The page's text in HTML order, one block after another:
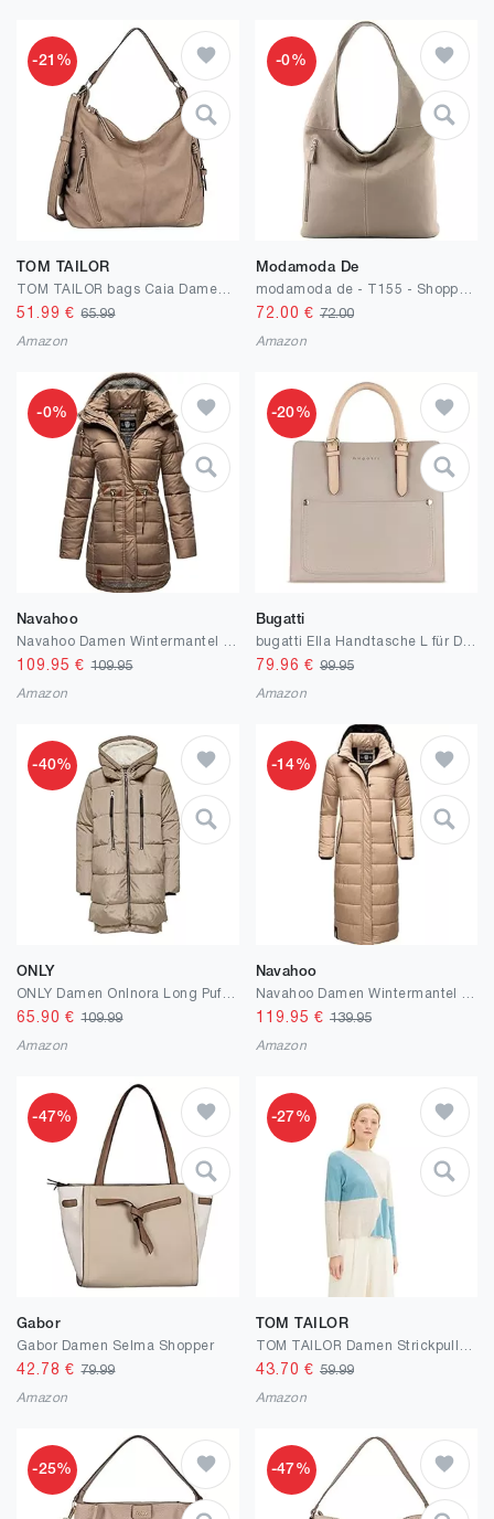
-21%
TOM TAILOR
51.99 €65.99
Amazon
-0%
Modamoda De
72.00 € 72.00
Amazon
-0%
Navahoo
109.95 €109.95
Amazon
-20%
Bugatti
79.96 € 99.95
Amazon
-40%
ONLY
65.90 €109.99
Amazon
-14%
Navahoo
119.95 € 139.95
Amazon
-47%
Gabor
Gabor Damen Selma Shopper
42.78 €79.99
Amazon
-27%
TOM TAILOR
43.70 € 59.99
Amazon
-25% -47%